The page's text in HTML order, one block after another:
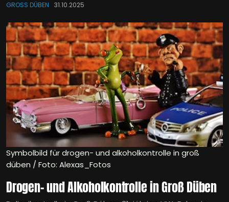
GROSS DÜBEN 31.10.2025
Symbolbild für drogen- und alkoholkontrolle in groß
düben / Foto: Alexas_Fotos
Drogen- und Alkoholkontrolle in Groß Düben